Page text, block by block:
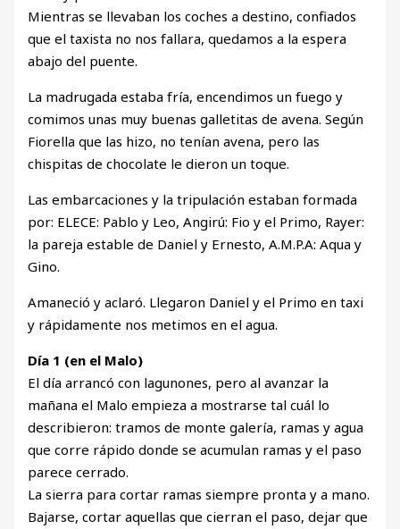
Mientras se llevaban los coches a destino, confiados
que el taxista no nos fallara, quedamos a la espera
abajo del puente.
La madrugada estaba fría, encendimos un fuego y
comimos unas muy buenas galletitas de avena. Según
Fiorella que las hizo, no tenían avena, pero las
chispitas de chocolate le dieron un toque.
Las embarcaciones y la tripulación estaban formada
por: ELECE: Pablo y Leo, Angirú: Fio y el Primo, Rayer:
la pareja estable de Daniel y Ernesto, A.M.P.A: Aqua y
Gino.
Amaneció y aclaró. Llegaron Daniel y el Primo en taxi
y rápidamente nos metimos en el agua.
Día 1 (en el Malo)
El día arrancó con lagunones, pero al avanzar la
mañana el Malo empieza a mostrarse tal cuál lo
describieron: tramos de monte galería, ramas y agua
que corre rápido donde se acumulan ramas y el paso
parece cerrado.
La sierra para cortar ramas siempre pronta y a mano.
Bajarse, cortar aquellas que cierran el paso, dejar que